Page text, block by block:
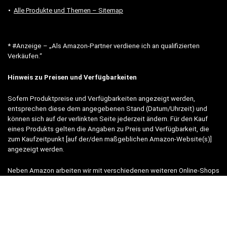
Alle Produkte und Themen – Sitemap
* #Anzeige – „Als Amazon-Partner verdiene ich an qualifizierten
Verkäufen.“
Hinweis zu Preisen und Verfügbarkeiten
Sofern Produktpreise und Verfügbarkeiten angezeigt werden,
entsprechen diese dem angegebenen Stand (Datum/Uhrzeit) und
können sich auf der verlinkten Seite jederzeit ändern. Für den Kauf
eines Produkts gelten die Angaben zu Preis und Verfügbarkeit, die
zum Kaufzeitpunkt [auf der/den maßgeblichen Amazon-Website(s)]
angezeigt werden.
Neben Amazon arbeiten wir mit verschiedenen weiteren Online-Shops